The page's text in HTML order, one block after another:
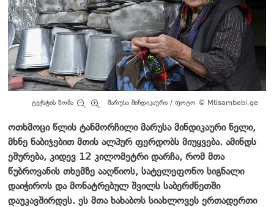
ტექსტის ზომა მარუსა მინდიკაური / ფოტო © Mtisambebi.ge
ოთხმოცი წლის ტანმორჩილი მარუსა მინდიკაური ნელი,
მხნე ნაბიჯებით მთის ალპურ ფერდობს მიუყვება. ამინდს
ეშურება, კიდევ 12 კილომეტრი დარჩა, რომ მთა
წუბროვანის თხემზე ააღწიოს, სატელეფონო სიგნალი
დაიჭიროს და მონატრებულ შვილს საბერძნეთში
დაუკავშირდეს. ეს მთა ხახაბოს სიახლოვეს ერთადერთი